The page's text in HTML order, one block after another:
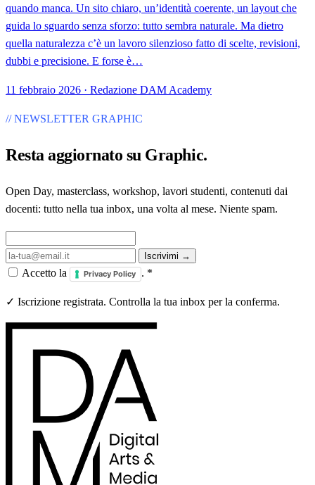
quando manca. Un sito chiaro, un’identità coerente, un layout che
guida lo sguardo senza sforzo: tutto sembra naturale. Ma dietro
quella naturalezza c’è un lavoro silenzioso fatto di scelte, revisioni,
dubbi e precisione. E forse è…
11 febbraio 2026 · Redazione DAM Academy
// NEWSLETTER GRAPHIC
Resta aggiornato su Graphic.
Open Day, masterclass, workshop, lavori studenti, contenuti dai
docenti: tutto nella tua inbox, una volta al mese. Niente spam.
Iscrivimi →
Accetto la Privacy Policy . *
✓ Iscrizione registrata. Controlla la tua inbox per la conferma.